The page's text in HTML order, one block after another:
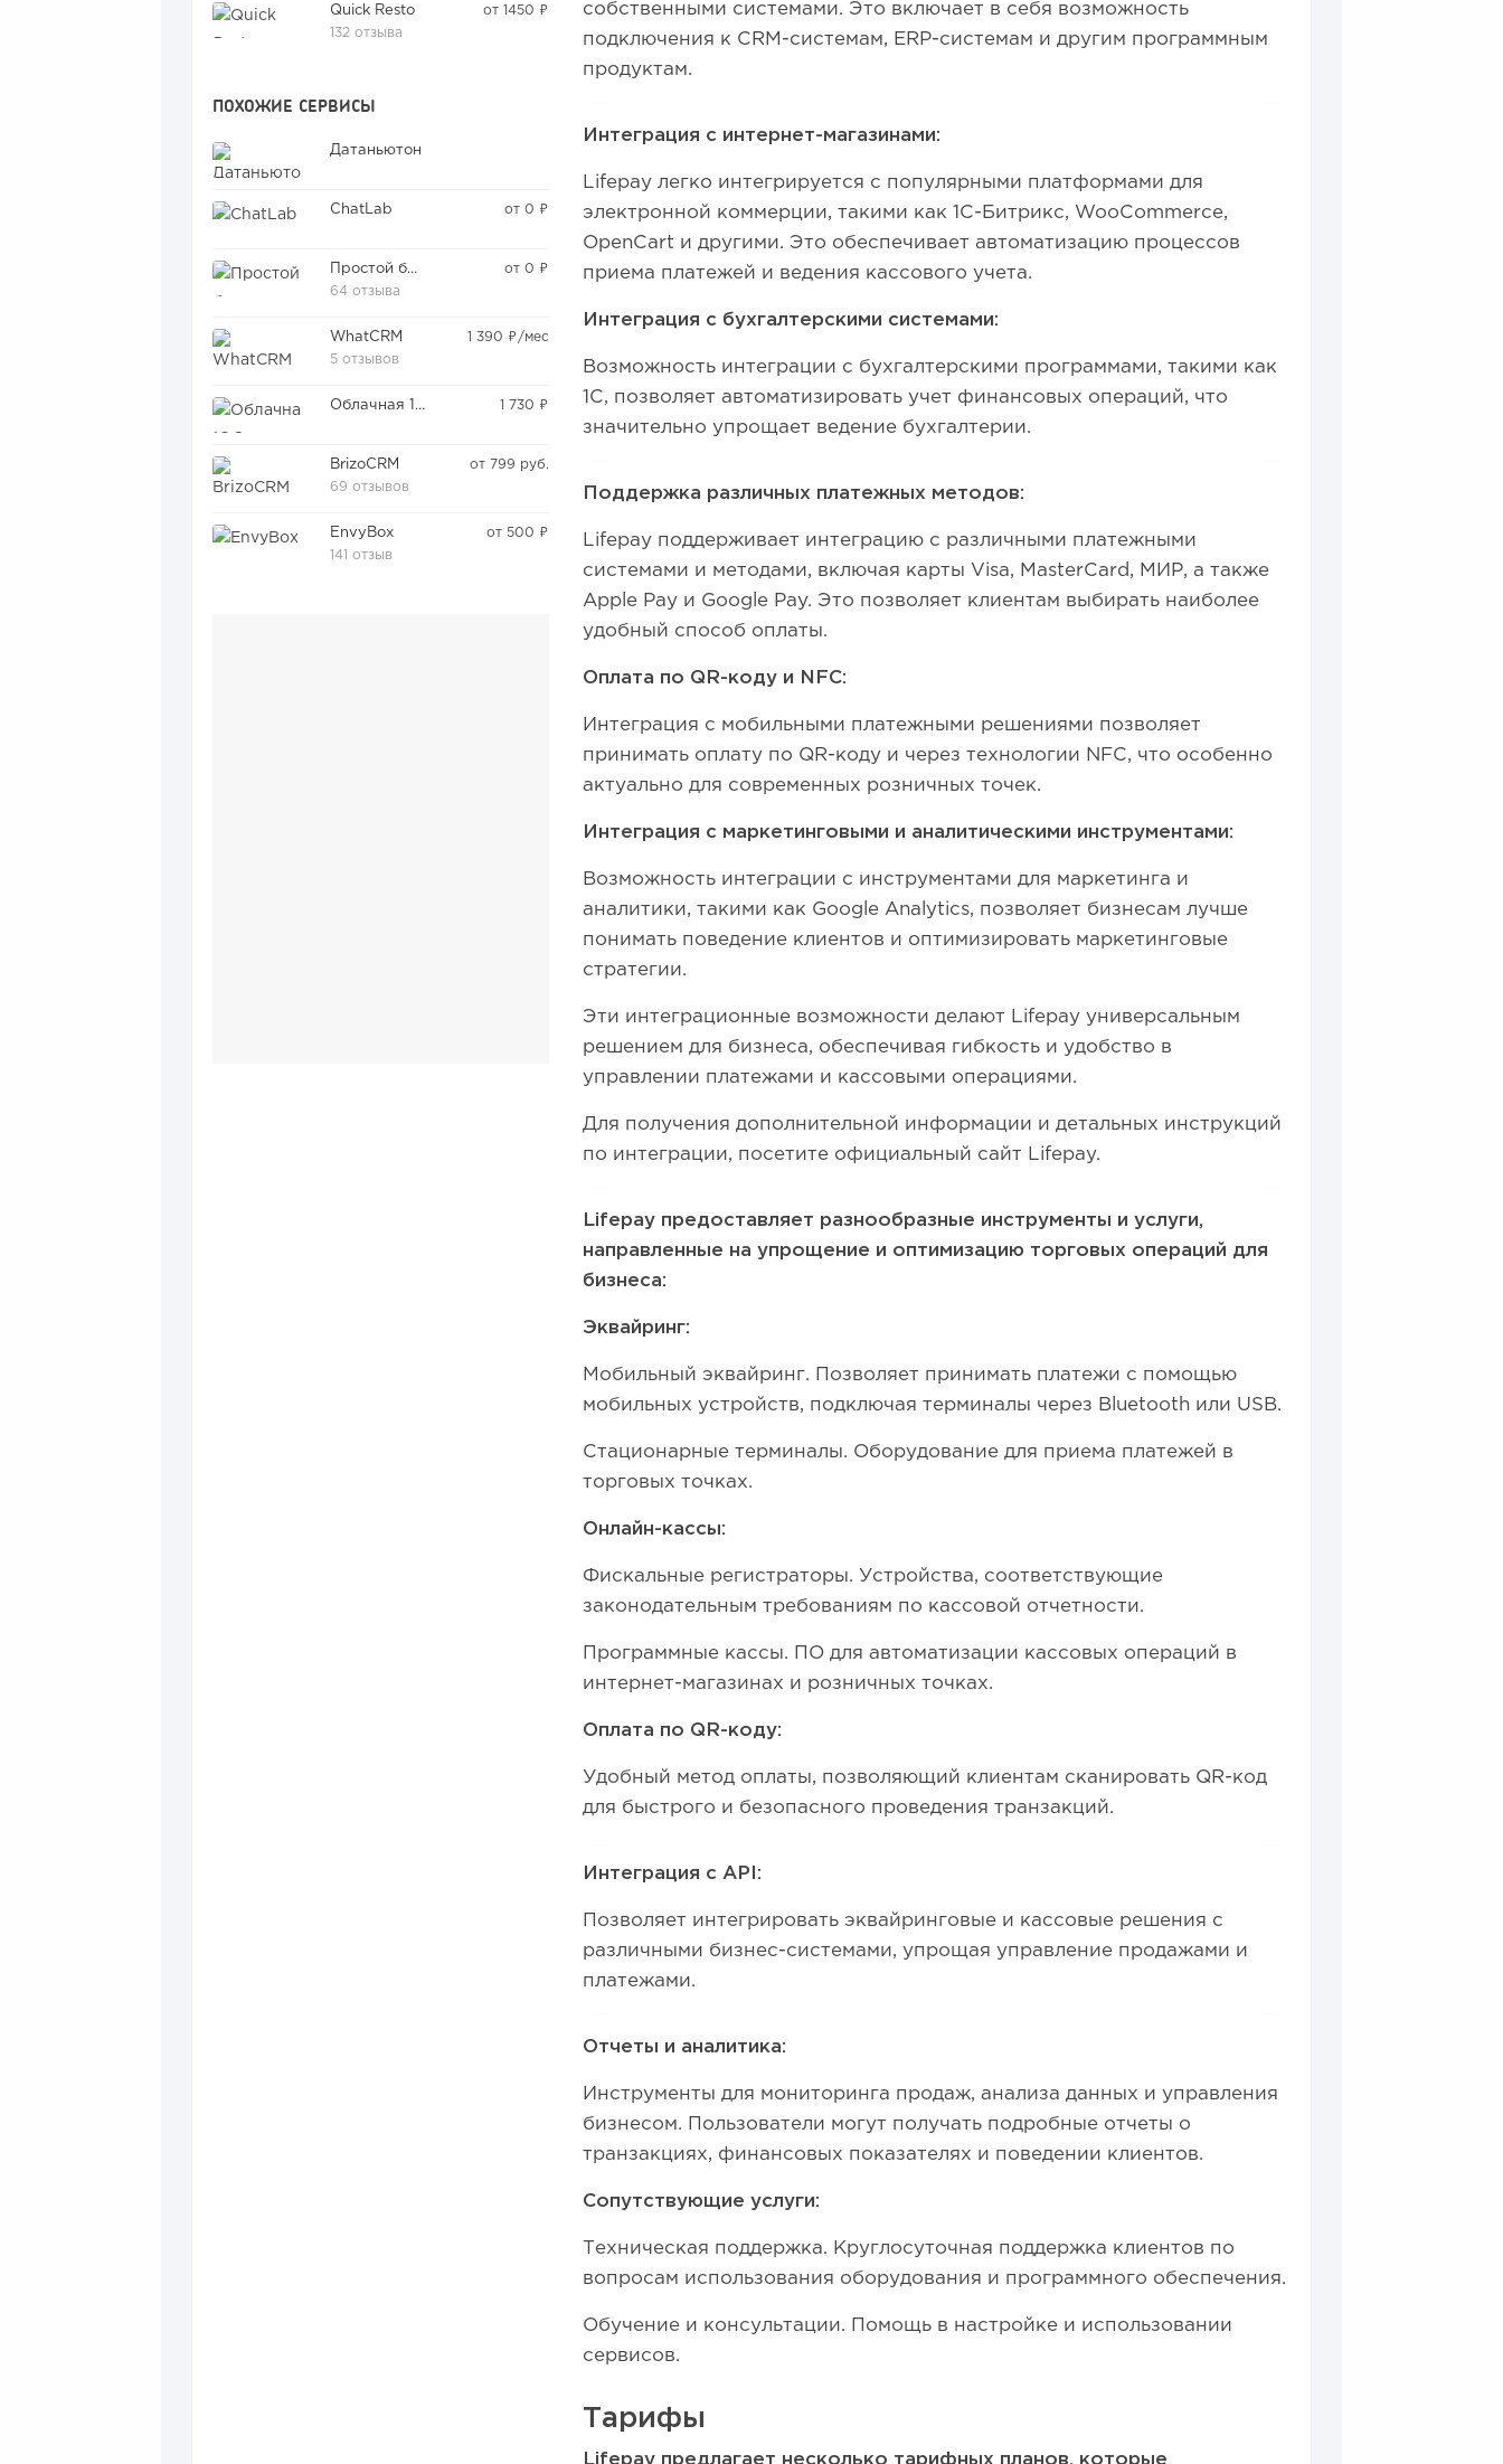
Quick Resto
132 отзыва
от 1450 ₽
ПОХОЖИЕ СЕРВИСЫ
Датаньютон
ChatLab от 0 ₽
Простой бизнес
64 отзыва
от 0 ₽
WhatCRM
5 отзывов
1 390 ₽/мес
Облачная 1С:Зарплата и управление персоналом 1 730 ₽
BrizoCRM
69 отзывов
от 799 руб.
EnvyBox
141 отзыв
от 500 ₽
собственными системами. Это включает в себя возможность
подключения к CRM-системам, ERP-системам и другим программным
продуктам.
Интеграция с интернет-магазинами:
Lifepay легко интегрируется с популярными платформами для
электронной коммерции, такими как 1С-Битрикс, WooCommerce,
OpenCart и другими. Это обеспечивает автоматизацию процессов
приема платежей и ведения кассового учета.
Интеграция с бухгалтерскими системами:
Возможность интеграции с бухгалтерскими программами, такими как
1С, позволяет автоматизировать учет финансовых операций, что
значительно упрощает ведение бухгалтерии.
Поддержка различных платежных методов:
Lifepay поддерживает интеграцию с различными платежными
системами и методами, включая карты Visa, MasterCard, МИР, а также
Apple Pay и Google Pay. Это позволяет клиентам выбирать наиболее
удобный способ оплаты.
Оплата по QR-коду и NFC:
Интеграция с мобильными платежными решениями позволяет
принимать оплату по QR-коду и через технологии NFC, что особенно
актуально для современных розничных точек.
Интеграция с маркетинговыми и аналитическими инструментами:
Возможность интеграции с инструментами для маркетинга и
аналитики, такими как Google Analytics, позволяет бизнесам лучше
понимать поведение клиентов и оптимизировать маркетинговые
стратегии.
Эти интеграционные возможности делают Lifepay универсальным
решением для бизнеса, обеспечивая гибкость и удобство в
управлении платежами и кассовыми операциями.
Для получения дополнительной информации и детальных инструкций
по интеграции, посетите официальный сайт Lifepay.
Lifepay предоставляет разнообразные инструменты и услуги,
направленные на упрощение и оптимизацию торговых операций для
бизнеса:
Эквайринг:
Мобильный эквайринг. Позволяет принимать платежи с помощью
мобильных устройств, подключая терминалы через Bluetooth или USB.
Стационарные терминалы. Оборудование для приема платежей в
торговых точках.
Онлайн-кассы:
Фискальные регистраторы. Устройства, соответствующие
законодательным требованиям по кассовой отчетности.
Программные кассы. ПО для автоматизации кассовых операций в
интернет-магазинах и розничных точках.
Оплата по QR-коду:
Удобный метод оплаты, позволяющий клиентам сканировать QR-код
для быстрого и безопасного проведения транзакций.
Интеграция с API:
Позволяет интегрировать эквайринговые и кассовые решения с
различными бизнес-системами, упрощая управление продажами и
платежами.
Отчеты и аналитика:
Инструменты для мониторинга продаж, анализа данных и управления
бизнесом. Пользователи могут получать подробные отчеты о
транзакциях, финансовых показателях и поведении клиентов.
Сопутствующие услуги:
Техническая поддержка. Круглосуточная поддержка клиентов по
вопросам использования оборудования и программного обеспечения.
Обучение и консультации. Помощь в настройке и использовании
сервисов.
Тарифы
Lifepay предлагает несколько тарифных планов, которые